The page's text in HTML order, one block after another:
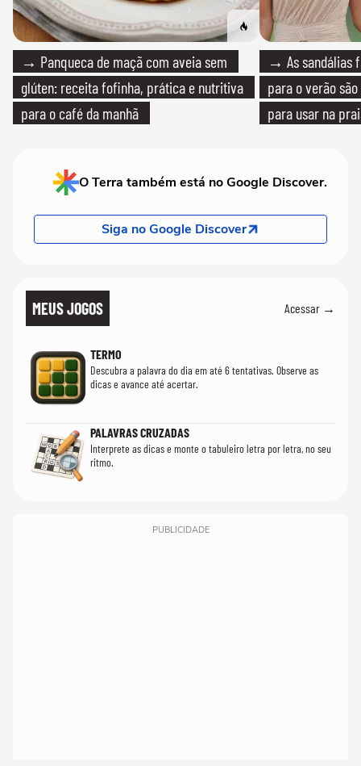
→ Panqueca de maçã com aveia sem
glúten: receita fofinha, prática e nutritiva
para o café da manhã
→ As sandálias
para o verão
para usar na
O Terra também está no Google Discover.
Siga no Google Discover
MEUS JOGOS Acessar →
TERMO
Descubra a palavra do dia em até 6 tentativas. Observe as
dicas e avance até acertar.
PALAVRAS CRUZADAS
Interprete as dicas e monte o tabuleiro letra por letra, no seu
ritmo.
PUBLICIDADE